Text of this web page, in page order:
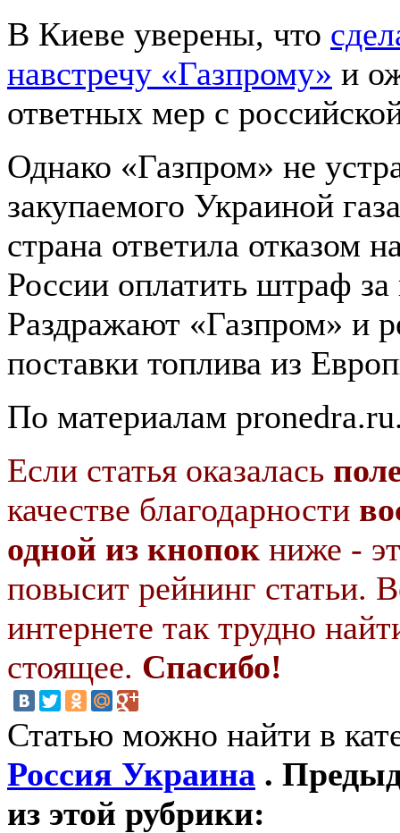
В Киеве уверены, что
навстречу «Газпрому» и
ответных мер с
Однако «Газпром» не
закупаемого Украиной
страна ответила отказом
России оплатить штраф за
Раздражают «Газпром» и
поставки топлива из
По материалам
Если статья оказалась
качестве благодарности
одной из кнопок ниже -
повысит рейнинг статьи.
интернете так трудно
стоящее. Спасибо!
Статью можно найти в
Россия Украина .
из этой рубрики: